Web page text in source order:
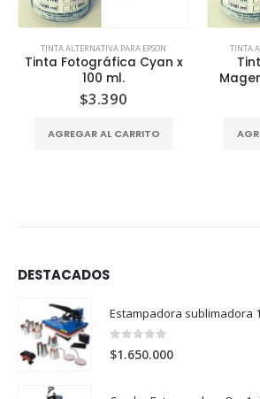
TINTA ALTERNATIVA PARA EPSON
Tinta Fotográfica Cyan x
100 ml.
$3.390
AGREGAR AL CARRITO
TINTA
DESTACADOS
Estampadora sublimadora
0 out of 5
$1.650.000